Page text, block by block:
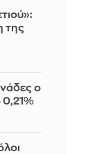
της
ο
0,21%